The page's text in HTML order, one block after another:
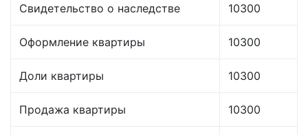
Свидетельство о наследстве 10300
Оформление квартиры 10300
Доли квартиры 10300
Продажа квартиры 10300